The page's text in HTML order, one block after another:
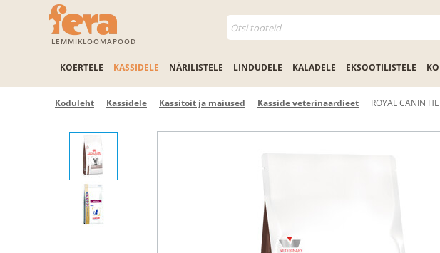
LEMMIKLOOMAPOOD
KOERTELE KASSIDELE NÄRILISTELE LINDUDELE KALADELE EKSOOTILISTELE
Koduleht Kassidele Kassitoit ja maiused Kasside veterinaardieet ROYAL CANIN